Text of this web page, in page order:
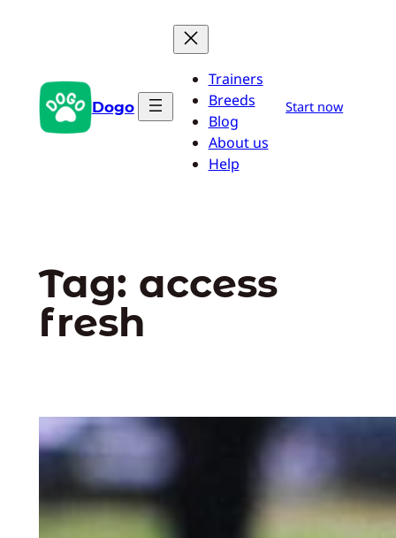
conteúdo Dogo
Trainers
Breeds
Blog
About us
Help
Start now
Tag: access
fresh